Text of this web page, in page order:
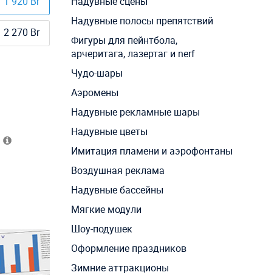
2 270 Br
Надувные полосы препятствий
Фигуры для пейнтбола,
арчеритага, лазертаг и nerf
Чудо-шары
Аэромены
Надувные рекламные шары
Надувные цветы
Имитация пламени и аэрофонтаны
Воздушная реклама
Надувные бассейны
Мягкие модули
Шоу-подушек
Оформление праздников
Зимние аттракционы